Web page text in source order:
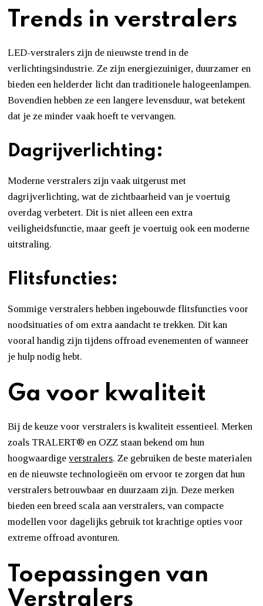
Trends in verstralers
LED-verstralers zijn de nieuwste trend in de
verlichtingsindustrie. Ze zijn energiezuiniger, duurzamer en
bieden een helderder licht dan traditionele halogeenlampen.
Bovendien hebben ze een langere levensduur, wat betekent
dat je ze minder vaak hoeft te vervangen.
Dagrijverlichting:
Moderne verstralers zijn vaak uitgerust met
dagrijverlichting, wat de zichtbaarheid van je voertuig
overdag verbetert. Dit is niet alleen een extra
veiligheidsfunctie, maar geeft je voertuig ook een moderne
uitstraling.
Flitsfuncties:
Sommige verstralers hebben ingebouwde flitsfuncties voor
noodsituaties of om extra aandacht te trekken. Dit kan
vooral handig zijn tijdens offroad evenementen of wanneer
je hulp nodig hebt.
Ga voor kwaliteit
Bij de keuze voor verstralers is kwaliteit essentieel. Merken
zoals TRALERT® en OZZ staan bekend om hun
hoogwaardigeverstralers. Ze gebruiken de beste materialen
en de nieuwste technologieën om ervoor te zorgen dat hun
verstralers betrouwbaar en duurzaam zijn. Deze merken
bieden een breed scala aan verstralers, van compacte
modellen voor dagelijks gebruik tot krachtige opties voor
extreme offroad avonturen.
Toepassingen van
Verstralers